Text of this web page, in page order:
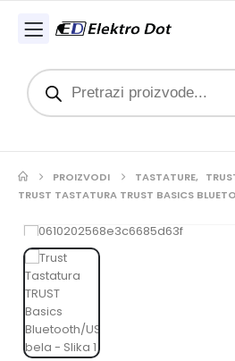
PROIZVODI TASTATURE,
TRUST TASTATURA TRUST BASICS